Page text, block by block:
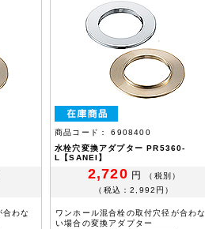
わな
商品コード： 6908400
水栓穴変換アダプター PR5360-
L【SANEI】
2,720 円
（税別）
（税込：2,992円）
ワンホール混合栓の取付穴径が合わな
い場合の変換アダプター